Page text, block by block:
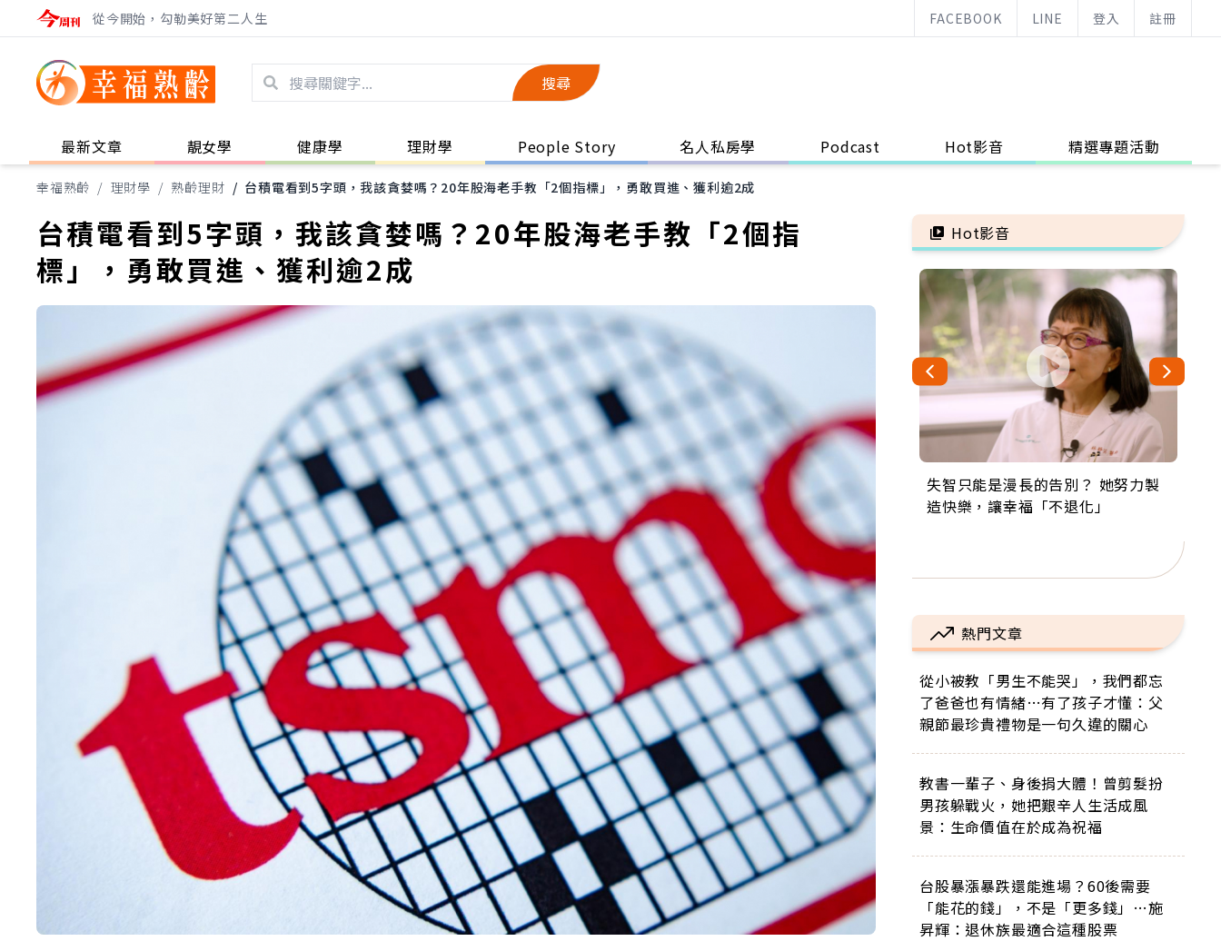
從今開始，勾勒美好第二人生 FACEBOOK LINE 登入 註冊
搜尋
最新文章 靚女學 健康學 理財學 People Story 名人私房學 Podcast Hot影音 精選專題活動
幸福熟齡 / 理財學 / 熟齡理財 / 台積電看到5字頭，我該貪婪嗎？20年股海老手教「2個指標」，勇敢買進、獲利逾2成
台積電看到5字頭，我該貪婪嗎？20年股海老手教「2個指
標」，勇敢買進、獲利逾2成
Hot影音
失智只能是漫長的告別？ 她努力製
造快樂，讓幸福「不退化」
來自剛果的巧克力神父 為台灣奉獻
36年 「台灣是我的家，我連作夢都
63歲卸矽谷副總、搬回台灣找快
樂！「蛋黃哥小丑」走進安養院，
104歲打破金氏世界紀錄 成為全球
最年長羽球選手，分享長壽的秘密
事業巔峰他選擇追夢…黑手阿伯拉
小提琴還登上小巨蛋！連CNN都大
熱門文章
從小被教「男生不能哭」，我們都忘
了爸爸也有情緒…有了孩子才懂：父
親節最珍貴禮物是一句久違的關心
教書一輩子、身後捐大體！曾剪髮扮
男孩躲戰火，她把艱辛人生活成風
景：生命價值在於成為祝福
台股暴漲暴跌還能進場？60後需要
「能花的錢」，不是「更多錢」…施
昇輝：退休族最適合這種股票